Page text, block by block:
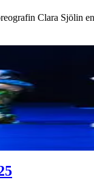
Clara Sjölin